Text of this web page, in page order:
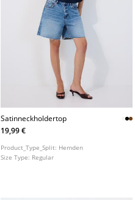
Satinneckholdertop
19,99 €
Product_Type_Split: Hemden
Size Type: Regular